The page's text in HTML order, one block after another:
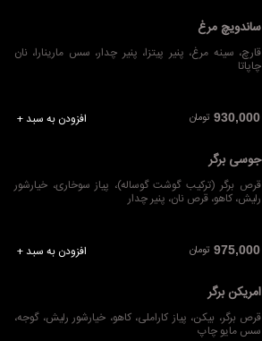
ساندویچ مرغ
قارچ، سینه مرغ، پنیر پیتزا، پنیر چدار، سس مارینارا، نان
چاپاتا
افزودن به سبد + 930,000 تومان
جوسی برگر
قرص برگر (ترکیب گوشت گوساله)، پیاز سوخاری، خیارشور
رلیش، کاهو، قرص نان، پنیر چدار
افزودن به سبد + 975,000 تومان
امریکن برگر
قرص برگر، بیکن، پیاز کاراملی، کاهو، خیارشور رلیش، گوجه،
سس مایو چاپ